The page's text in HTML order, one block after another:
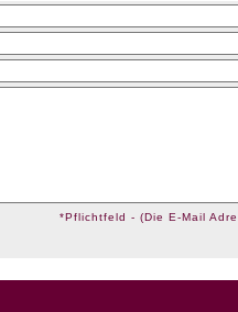
*Pflichtfeld - (Die E-Mail